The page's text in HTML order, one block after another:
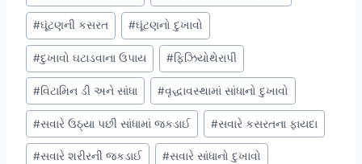
#ઘૂંટણની કસરત #ઘૂંટણનો દુખાવો
#દુખાવો ઘટાડવાના ઉપાય #ફિઝિયોથેરાપી
#વિટામિન ડી અને સાંધા #વૃદ્ધાવસ્થામાં સાંધાનો દુખાવો
#સવારે ઉઠ્યા પછી સાંધામાં જકડાઈ #સવારે કસરતના ફાયદા
#સવારે શરીરની જકડાઈ #સવારે સાંધાનો દુખાવો